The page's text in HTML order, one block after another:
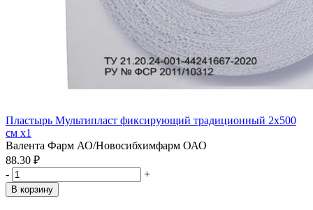
Пластырь Мультипласт фиксирующий традиционный 2х500
см x1
Валента Фарм АО/Новосибхимфарм ОАО
88.30 ₽
-
+
В корзину